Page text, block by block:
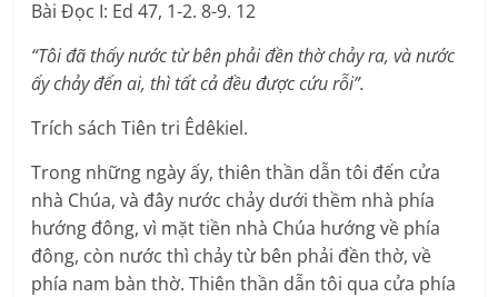
Bài Ðọc I: Ed 47, 1-2. 8-9. 12
“Tôi đã thấy nước từ bên phải đền thờ chảy ra, và nước
ấy chảy đến ai, thì tất cả đều được cứu rỗi”.
Trích sách Tiên tri Êdêkiel.
Trong những ngày ấy, thiên thần dẫn tôi đến cửa
nhà Chúa, và đây nước chảy dưới thềm nhà phía
hướng đông, vì mặt tiền nhà Chúa hướng về phía
đông, còn nước thì chảy từ bên phải đền thờ, về
phía nam bàn thờ. Thiên thần dẫn tôi qua cửa phía